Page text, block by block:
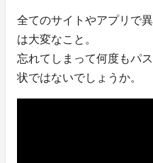
全てのサイトやアプリで
は大変なこと。
忘れてしまって何度もパ
状ではないでしょうか。